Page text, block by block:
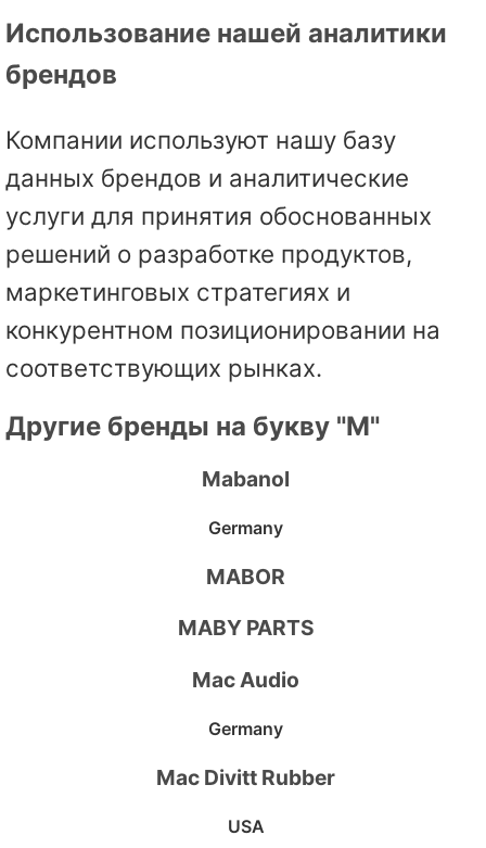
Использование нашей аналитики
брендов
Компании используют нашу базу
данных брендов и аналитические
услуги для принятия обоснованных
решений о разработке продуктов,
маркетинговых стратегиях и
конкурентном позиционировании на
соответствующих рынках.
Другие бренды на букву "M"
Mabanol
Germany
MABOR
MABY PARTS
Mac Audio
Germany
Mac Divitt Rubber
USA